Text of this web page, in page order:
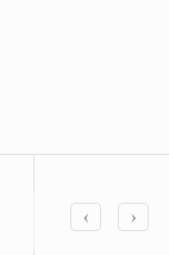
Oplev alt
‹ ›